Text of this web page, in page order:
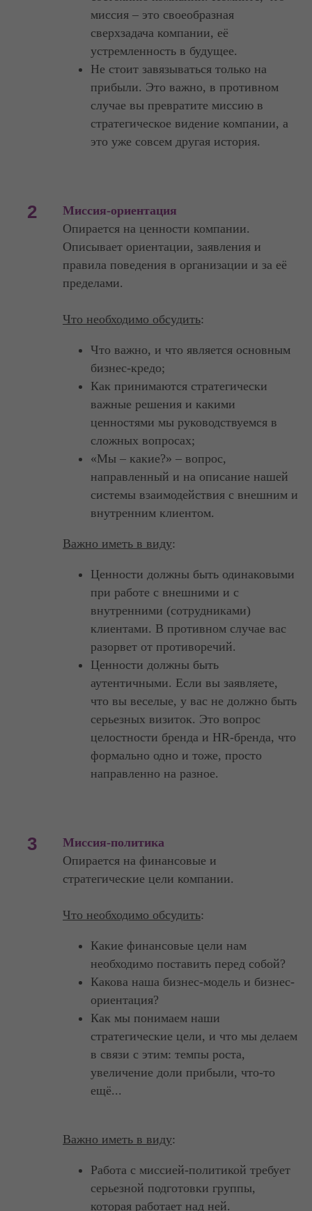
миссия – это своеобразная
сверхзадача компании, её
устремленность в будущее.
Не стоит завязываться только на
прибыли. Это важно, в противном
случае вы превратите миссию в
стратегическое видение компании, а
это уже совсем другая история.
2
Миссия-ориентация
Опирается на ценности компании.
Описывает ориентации, заявления и
правила поведения в организации и за её
пределами.
Что необходимо обсудить:
Что важно, и что является основным
бизнес-кредо;
Как принимаются стратегически
важные решения и какими
ценностями мы руководствуемся в
сложных вопросах;
«Мы – какие?» – вопрос,
направленный и на описание нашей
системы взаимодействия с внешним и
внутренним клиентом.
Важно иметь в виду:
Ценности должны быть одинаковыми
при работе с внешними и с
внутренними (сотрудниками)
клиентами. В противном случае вас
разорвет от противоречий.
Ценности должны быть
аутентичными. Если вы заявляете,
что вы веселые, у вас не должно быть
серьезных визиток. Это вопрос
целостности бренда и HR-бренда, что
формально одно и тоже, просто
направленно на разное.
3
Миссия-политика
Опирается на финансовые и
стратегические цели компании.
Что необходимо обсудить:
Какие финансовые цели нам
необходимо поставить перед собой?
Какова наша бизнес-модель и бизнес-
ориентация?
Как мы понимаем наши
стратегические цели, и что мы делаем
в связи с этим: темпы роста,
увеличение доли прибыли, что-то
ещё...
Важно иметь в виду:
Работа с миссией-политикой требует
серьезной подготовки группы,
которая работает над ней.